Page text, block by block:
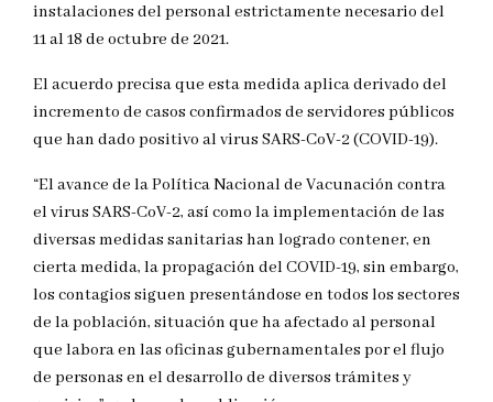
instalaciones del personal estrictamente necesario del
11 al 18 de octubre de 2021.
El acuerdo precisa que esta medida aplica derivado del
incremento de casos confirmados de servidores públicos
que han dado positivo al virus SARS-CoV-2 (COVID-19).
“El avance de la Política Nacional de Vacunación contra
el virus SARS-CoV-2, así como la implementación de las
diversas medidas sanitarias han logrado contener, en
cierta medida, la propagación del COVID-19, sin embargo,
los contagios siguen presentándose en todos los sectores
de la población, situación que ha afectado al personal
que labora en las oficinas gubernamentales por el flujo
de personas en el desarrollo de diversos trámites y